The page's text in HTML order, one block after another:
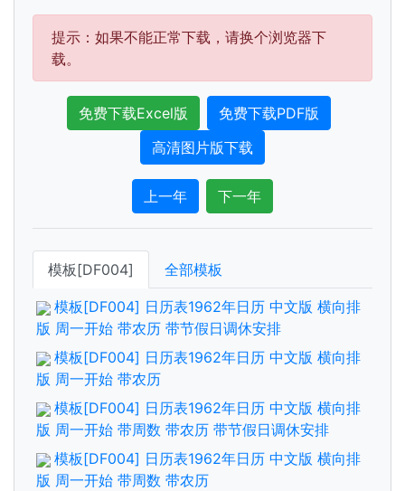
提示：如果不能正常下载，请换个浏览器下
载。
免费下载Excel版
免费下载PDF版
高清图片版下载
上一年 下一年
模板[DF004] 全部模板
模板[DF004] 日历表1962年日历 中文版 横向排
版 周一开始 带农历 带节假日调休安排
模板[DF004] 日历表1962年日历 中文版 横向排
版 周一开始 带农历
模板[DF004] 日历表1962年日历 中文版 横向排
版 周一开始 带周数 带农历 带节假日调休安排
模板[DF004] 日历表1962年日历 中文版 横向排
版 周一开始 带周数 带农历